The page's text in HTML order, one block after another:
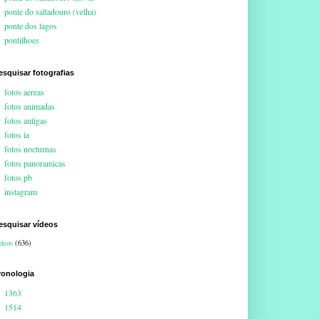
ponte do saltadouro (velha)
ponte dos lagos
pontilhoes
fotografias
fotos aereas
fotos animadas
fotos antigas
fotos ia
fotos nocturnas
fotos panoramicas
fotos pb
instagram
vídeos
(636)
1363
1514